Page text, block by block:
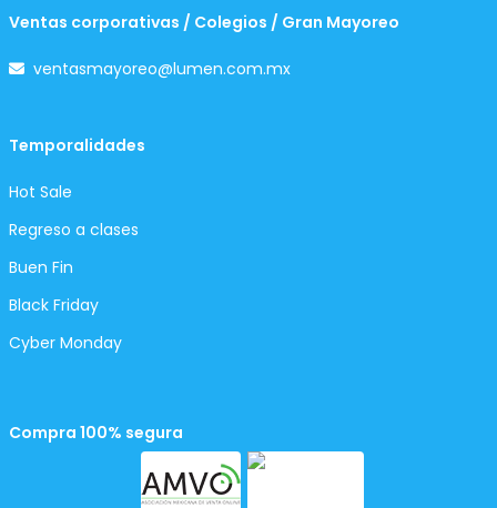
Ventas corporativas / Colegios / Gran Mayoreo
ventasmayoreo@lumen.com.mx
Temporalidades
Hot Sale
Regreso a clases
Buen Fin
Black Friday
Cyber Monday
Compra 100% segura